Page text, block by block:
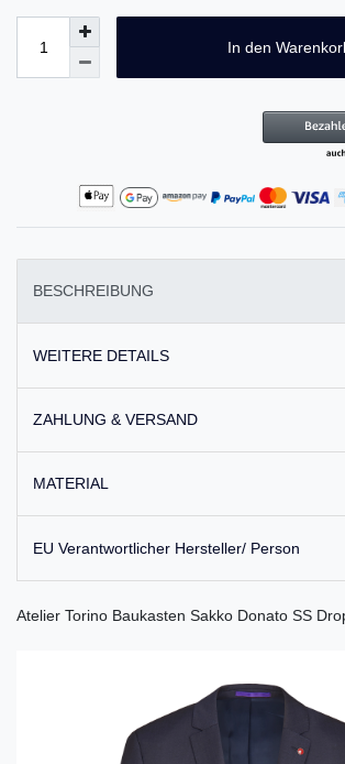
In den
BESCHREIBUNG
WEITERE DETAILS
ZAHLUNG & VERSAND
MATERIAL
EU Verantwortlicher Hersteller/ Person
Atelier Torino Baukasten Sakko Donato SS